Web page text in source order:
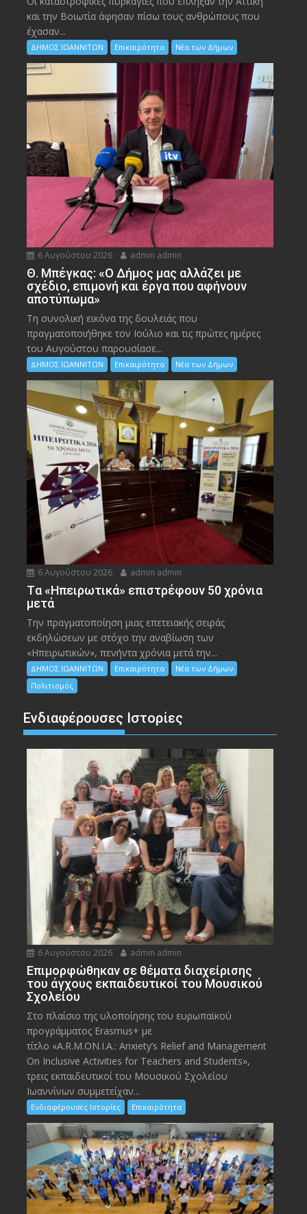
και την Bοιωτία άφησαν πίσω τους ανθρώπους που
έχασαν...
ΔΗΜΟΣ ΙΩΑΝΝΙΤΩΝ Επικαιρότητα Νέα των Δήμων
6 Αυγούστου 2026 admin admin
Θ. Μπέγκας: «Ο Δήμος μας αλλάζει με
σχέδιο, επιμονή και έργα που αφήνουν
αποτύπωμα»
Τη συνολική εικόνα της δουλειάς που
πραγματοποιήθηκε τον Ιούλιο και τις πρώτες ημέρες
του Αυγούστου παρουσίασε...
ΔΗΜΟΣ ΙΩΑΝΝΙΤΩΝ Επικαιρότητα Νέα των Δήμων
6 Αυγούστου 2026 admin admin
Tα «Ηπειρωτικά» επιστρέφουν 50 χρόνια
μετά
Την πραγματοποίηση μιας επετειακής σειράς
εκδηλώσεων με στόχο την αναβίωση των
«Ηπειρωτικών», πενήντα χρόνια μετά την...
ΔΗΜΟΣ ΙΩΑΝΝΙΤΩΝ Επικαιρότητα
Νέα των Δήμων
Πολιτισμός
Ενδιαφέρουσες Ιστορίες
6 Αυγούστου 2026 admin admin
Eπιμορφώθηκαν σε θέματα διαχείρισης
του άγχους εκπαιδευτικοί του Μουσικού
Σχολείου
Στο πλαίσιο της υλοποίησης του ευρωπαϊκού
προγράμματος Erasmus+ με
τίτλο «A.R.M.ON.I.A.: Anxiety’s Relief and Management
On Inclusive Activities for Teachers and Students»,
τρεις εκπαιδευτικοί του Μουσικού Σχολείου
Ιωαννίνων συμμετείχαν...
Ενδιαφέρουσες Ιστορίες Επικαιρότητα